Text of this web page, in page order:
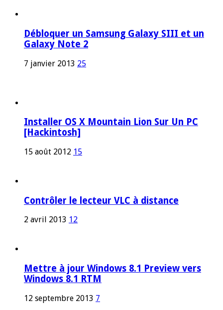
Débloquer un Samsung Galaxy SIII et un
Galaxy Note 2
7 janvier 2013 25
Installer OS X Mountain Lion Sur Un PC
[Hackintosh]
15 août 2012 15
Contrôler le lecteur VLC à distance
2 avril 2013 12
Mettre à jour Windows 8.1 Preview vers
Windows 8.1 RTM
12 septembre 2013 7